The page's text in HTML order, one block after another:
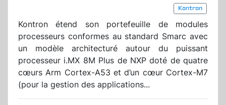
Kontron
Kontron étend son portefeuille de modules
processeurs conformes au standard Smarc avec
un modèle architecturé autour du puissant
processeur i.MX 8M Plus de NXP doté de quatre
cœurs Arm Cortex-A53 et d’un cœur Cortex-M7
(pour la gestion des applications...